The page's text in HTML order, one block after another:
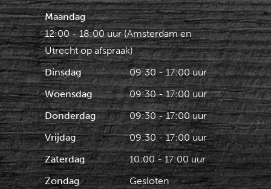
Maandag
12:00 - 18:00 uur (Amsterdam en
Utrecht op afspraak)
Dinsdag
09:30 - 17:00 uur
Woensdag
09:30 - 17:00 uur
Donderdag
09:30 - 17:00 uur
Vrijdag
09:30 - 17:00 uur
Zaterdag
10:00 - 17:00 uur
Zondag
Gesloten